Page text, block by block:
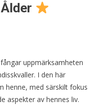
uppmärksamheten
I den här
henne, med särskilt fokus
aspekter av hennes liv.